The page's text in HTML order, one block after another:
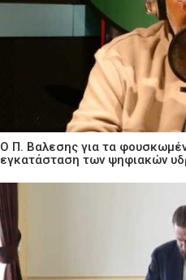
Ο Π. Βαλεσης για τα
εγκατάσταση των ψηφιακών